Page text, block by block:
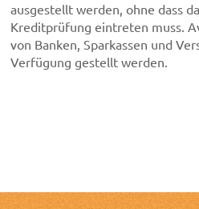
ausgestellt werden, ohne dass
Kreditprüfung eintreten muss.
von Banken, Sparkassen und
Verfügung gestellt werden.